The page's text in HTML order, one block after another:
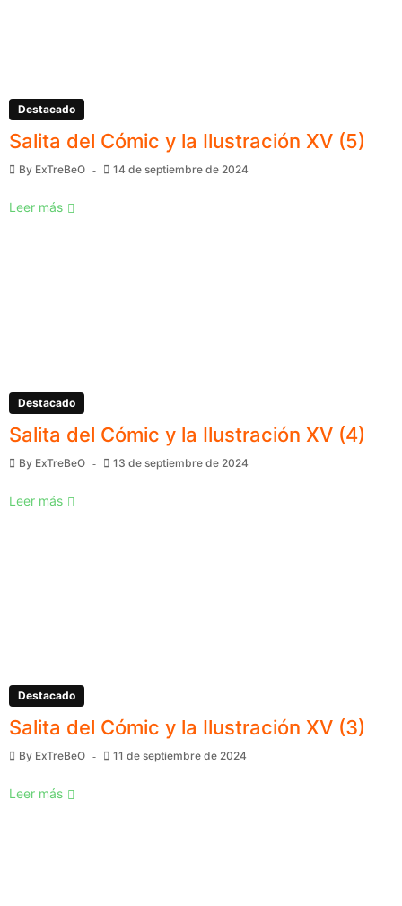
Destacado
Salita del Cómic y la Ilustración XV (5)
By ExTreBeO 14 de septiembre de 2024
Leer más
Destacado
Salita del Cómic y la Ilustración XV (4)
By ExTreBeO 13 de septiembre de 2024
Leer más
Destacado
Salita del Cómic y la Ilustración XV (3)
By ExTreBeO 11 de septiembre de 2024
Leer más